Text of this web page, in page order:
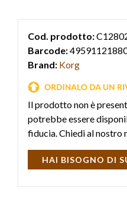
Cod. prodotto:
Barcode:
Brand: Korg
Il prodotto non è
potrebbe essere
fiducia. Chiedi al nostro
HAI BISOGNO DI